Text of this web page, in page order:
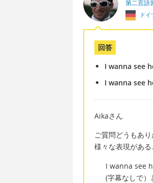
第二言語
ドイ
回答
I wanna see
I wanna see
Aikaさん
ご質問どうもあり
様々な表現があ
I wanna see
(字幕なしで）